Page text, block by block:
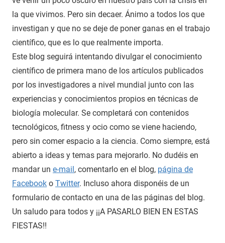
la que vivimos. Pero sin decaer. Ánimo a todos los que
investigan y que no se deje de poner ganas en el trabajo
científico, que es lo que realmente importa.
Este blog seguirá intentando divulgar el conocimiento
científico de primera mano de los artículos publicados
por los investigadores a nivel mundial junto con las
experiencias y conocimientos propios en técnicas de
biología molecular. Se completará con contenidos
tecnológicos, fitness y ocio como se viene haciendo,
pero sin comer espacio a la ciencia. Como siempre, está
abierto a ideas y temas para mejorarlo. No dudéis en
mandar un e-mail, comentarlo en el blog, página de
Facebook o Twitter. Incluso ahora disponéis de un
formulario de contacto en una de las páginas del blog.
Un saludo para todos y ¡¡A PASARLO BIEN EN ESTAS
FIESTAS!!